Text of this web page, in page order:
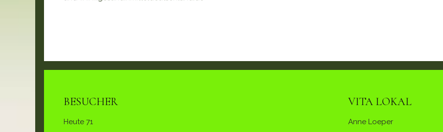
BESUCHER
Heute 71
VITA LOKAL
Anne Loeper